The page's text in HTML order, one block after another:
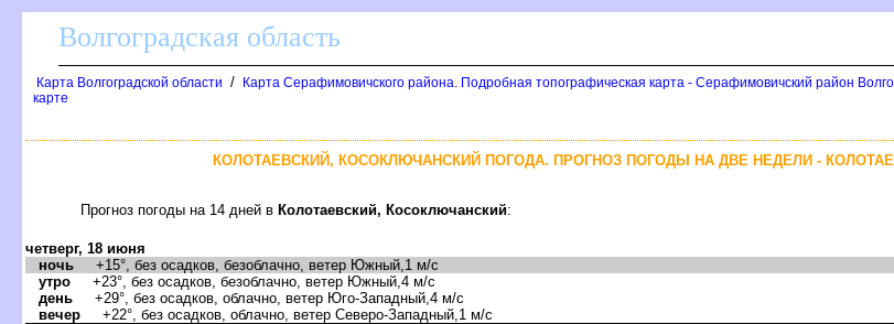
олгоградская область
Карта Волгоградской области / Карта Серафимовичского района. Подробная топографическая карта - Серафимовичский район
карте
КОЛОТАЕВСКИЙ, КОСОКЛЮЧАНСКИЙ ПОГОДА. ПРОГНОЗ ПОГОДЫ НА ДВЕ НЕДЕЛИ -
Прогноз погоды на 14 дней Колотаевский, Косоключанский:
четверг, 18 июня
ночь +15°, без осадков, безоблачно, ветер Южный,1 м/с
утро +23°, без осадков, безоблачно, ветер Южный,4 м/с
день +29°, без осадков, облачно, ветер Юго-Западный,4 м/с
ечер +22°, без осадков, облачно, ветер Северо-Западный,1 м/с